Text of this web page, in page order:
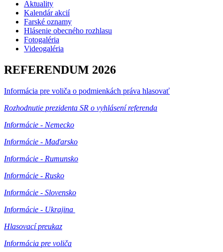
Aktuality
Kalendár akcií
Farské oznamy
Hlásenie obecného rozhlasu
Fotogaléria
Videogaléria
REFERENDUM 2026
Informácia pre voliča o podmienkách práva hlasovať
Rozhodnutie prezidenta SR o vyhlásení referenda
Informácie - Nemecko
Informácie - Maďarsko
Informácie - Rumunsko
Informácie - Rusko
Informácie - Slovensko
Informácie - Ukrajina
Hlasovací preukaz
Informácia pre voliča